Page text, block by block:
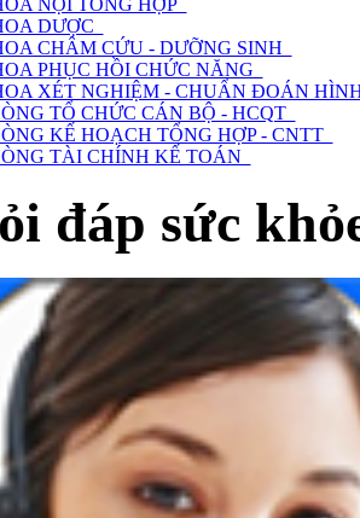
NỘI TỔNG HỢP
DƯỢC
CHÂM CỨU - DƯỠNG SINH
PHỤC HỒI CHỨC NĂNG
XÉT NGHIỆM - CHUẨN ĐOÁN
TỔ CHỨC CÁN BỘ - HCQT
KẾ HOẠCH TỔNG HỢP - CNTT
TÀI CHÍNH KẾ TOÁN
đáp sức